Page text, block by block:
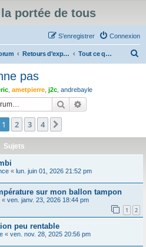
portée de tous
Connexion
S’enregistrer
Retours d'expérience Tout ce qui ne fonctionne pas
c
pas
ametpierre j2c andrebayle
Rechercher
1 2 3 4
Sujets
« lun. juin 01, 2026 21:52 pm
sur mon ballon tampon
« ven. janv. 23, 2026 18:44 pm
1 2
peu rentable
« ven. nov. 28, 2025 20:56 pm